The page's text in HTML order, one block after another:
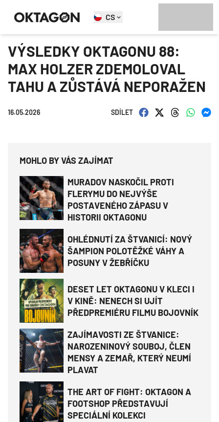
CS
VÝSLEDKY OKTAGONU 88:
MAX HOLZER ZDEMOLOVAL
TAHU A ZŮSTÁVÁ NEPORAŽEN
16.05.2026 SDÍLET
MOHLO BY VÁS ZAJÍMAT
MURADOV NASKOČIL PROTI
FLERYMU DO NEJVÝŠE
POSTAVENÉHO ZÁPASU V
HISTORII OKTAGONU
OHLÉDNUTÍ ZA ŠTVANICÍ: NOVÝ
ŠAMPION POLOTĚŽKÉ VÁHY A
POSUNY V ŽEBŘÍČKU
DESET LET OKTAGONU V KLECI I
V KINĚ: NENECH SI UJÍT
PŘEDPREMIÉRU FILMU BOJOVNÍK
ZAJÍMAVOSTI ZE ŠTVANICE:
NAROZENINOVÝ SOUBOJ, ČLEN
MENSY A ZEMAŘ, KTERÝ NEUMÍ
PLAVAT
THE ART OF FIGHT: OKTAGON A
FOOTSHOP PŘEDSTAVUJÍ
SPECIÁLNÍ KOLEKCI